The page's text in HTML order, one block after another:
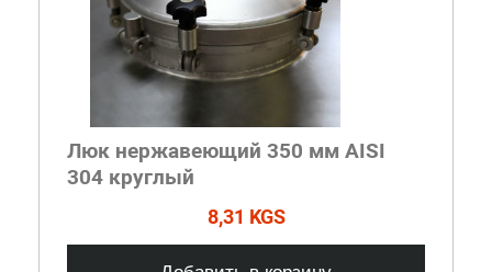
Люк нержавеющий 350 мм AISI
304 круглый
8,31 KGS